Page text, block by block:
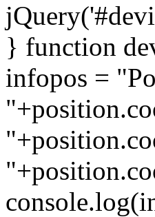
} function
infopos =